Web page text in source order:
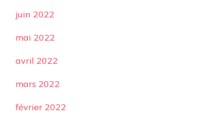
juin 2022
mai 2022
avril 2022
mars 2022
février 2022